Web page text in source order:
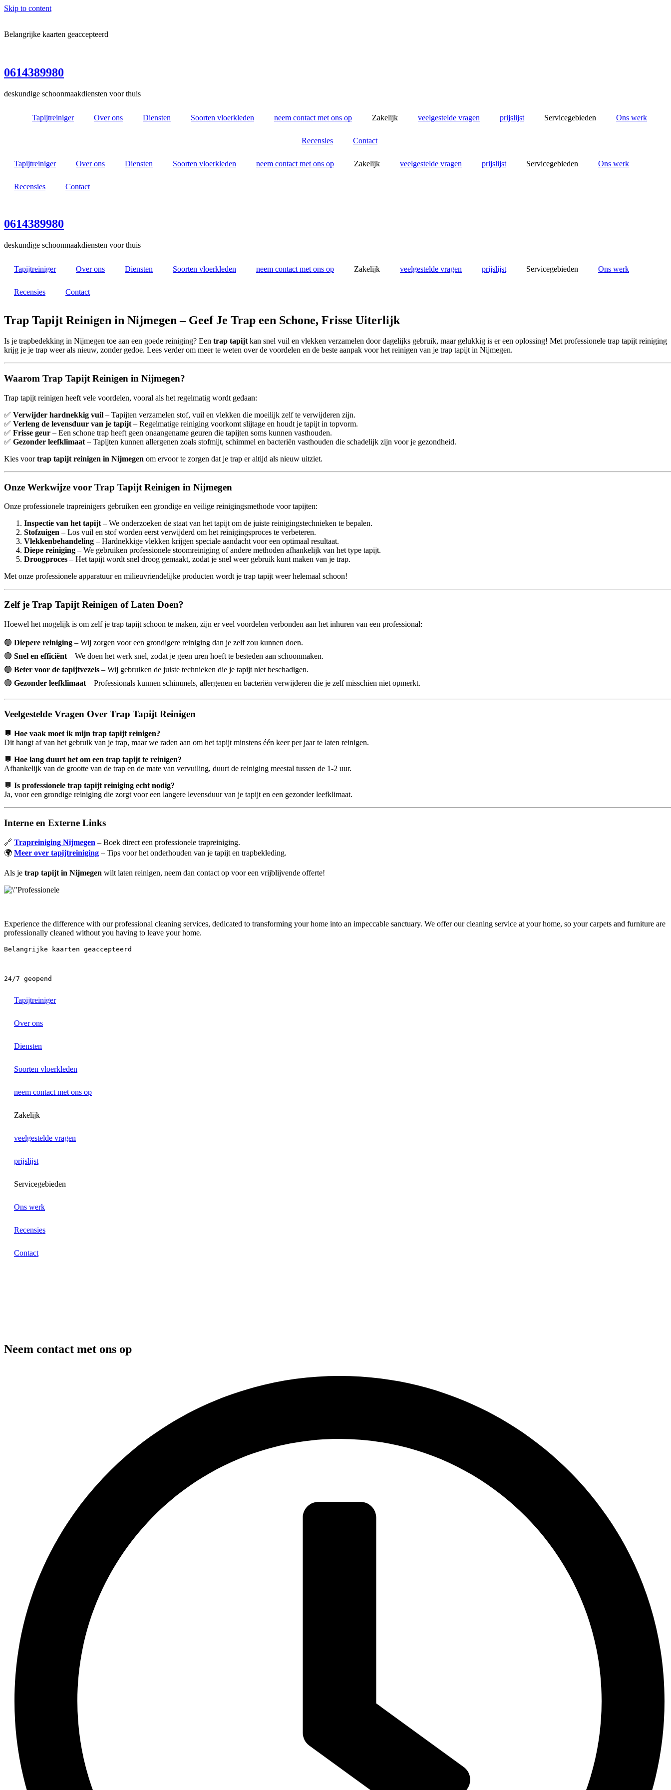
Skip to content
Belangrijke kaarten geaccepteerd
0614389980
deskundige schoonmaakdiensten voor thuis
Tapijtreiniger Over ons Diensten Soorten vloerkleden neem contact met ons op Zakelijk veelgestelde vragen prijslijst Servicegebieden Ons werk
Recensies Contact
Tapijtreiniger Over ons Diensten Soorten vloerkleden neem contact met ons op Zakelijk veelgestelde vragen prijslijst Servicegebieden Ons werk
Recensies Contact
0614389980
deskundige schoonmaakdiensten voor thuis
Tapijtreiniger Over ons Diensten Soorten vloerkleden neem contact met ons op Zakelijk veelgestelde vragen prijslijst Servicegebieden Ons werk
Recensies Contact
Trap Tapijt Reinigen in Nijmegen – Geef Je Trap een Schone, Frisse Uiterlijk
Is je trapbedekking in Nijmegen toe aan een goede reiniging? Een trap tapijtkan snel vuil en vlekken verzamelen door dagelijks gebruik, maar gelukkig is er een oplossing! Met professionele trap tapijt reiniging
krijg je je trap weer als nieuw, zonder gedoe. Lees verder om meer te weten over de voordelen en de beste aanpak voor het reinigen van je trap tapijt in Nijmegen.
Waarom Trap Tapijt Reinigen in Nijmegen?
Trap tapijt reinigen heeft vele voordelen, vooral als het regelmatig wordt gedaan:
✅ Verwijder hardnekkig vuil – Tapijten verzamelen stof, vuil en vlekken die moeilijk zelf te verwijderen zijn.
✅ Verleng de levensduur van je tapijt – Regelmatige reiniging voorkomt slijtage en houdt je tapijt in topvorm.
✅ Frisse geur – Een schone trap heeft geen onaangename geuren die tapijten soms kunnen vasthouden.
✅ Gezonder leefklimaat – Tapijten kunnen allergenen zoals stofmijt, schimmel en bacteriën vasthouden die schadelijk zijn voor je gezondheid.
Kies voortrap tapijt reinigen in Nijmegen om ervoor te zorgen dat je trap er altijd als nieuw uitziet.
Onze Werkwijze voor Trap Tapijt Reinigen in Nijmegen
Onze professionele trapreinigers gebruiken een grondige en veilige reinigingsmethode voor tapijten:
Inspectie van het tapijt – We onderzoeken de staat van het tapijt om de juiste reinigingstechnieken te bepalen.
Stofzuigen – Los vuil en stof worden eerst verwijderd om het reinigingsproces te verbeteren.
Vlekkenbehandeling – Hardnekkige vlekken krijgen speciale aandacht voor een optimaal resultaat.
Diepe reiniging – We gebruiken professionele stoomreiniging of andere methoden afhankelijk van het type tapijt.
Droogproces – Het tapijt wordt snel droog gemaakt, zodat je snel weer gebruik kunt maken van je trap.
Met onze professionele apparatuur en milieuvriendelijke producten wordt je trap tapijt weer helemaal schoon!
Zelf je Trap Tapijt Reinigen of Laten Doen?
Hoewel het mogelijk is om zelf je trap tapijt schoon te maken, zijn er veel voordelen verbonden aan het inhuren van een professional:
🟢 Diepere reiniging – Wij zorgen voor een grondigere reiniging dan je zelf zou kunnen doen.
🟢 Snel en efficiënt – We doen het werk snel, zodat je geen uren hoeft te besteden aan schoonmaken.
🟢 Beter voor de tapijtvezels – Wij gebruiken de juiste technieken die je tapijt niet beschadigen.
🟢 Gezonder leefklimaat – Professionals kunnen schimmels, allergenen en bacteriën verwijderen die je zelf misschien niet opmerkt.
Veelgestelde Vragen Over Trap Tapijt Reinigen
💬 Hoe vaak moet ik mijn trap tapijt reinigen?
Dit hangt af van het gebruik van je trap, maar we raden aan om het tapijt minstens één keer per jaar te laten reinigen.
💬 Hoe lang duurt het om een trap tapijt te reinigen?
Afhankelijk van de grootte van de trap en de mate van vervuiling, duurt de reiniging meestal tussen de 1-2 uur.
💬 Is professionele trap tapijt reiniging echt nodig?
Ja, voor een grondige reiniging die zorgt voor een langere levensduur van je tapijt en een gezonder leefklimaat.
Interne en Externe Links
🔗 Trapreiniging Nijmegen – Boek direct een professionele trapreiniging.
🌍 Meer over tapijtreiniging – Tips voor het onderhouden van je tapijt en trapbekleding.
Als je trap tapijt in Nijmegen wilt laten reinigen, neem dan contact op voor een vrijblijvende offerte!
Experience the difference with our professional cleaning services, dedicated to transforming your home into an impeccable sanctuary. We offer our cleaning service at your home, so your carpets and furniture are
professionally cleaned without you having to leave your home.
Belangrijke kaarten geaccepteerd
24/7 geopend
Tapijtreiniger
Over ons
Diensten
Soorten vloerkleden
neem contact met ons op
Zakelijk
veelgestelde vragen
prijslijst
Servicegebieden
Ons werk
Recensies
Contact
Neem contact met ons op